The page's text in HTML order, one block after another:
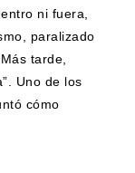
ni fuera,
paralizado
tarde,
Uno de los
cómo